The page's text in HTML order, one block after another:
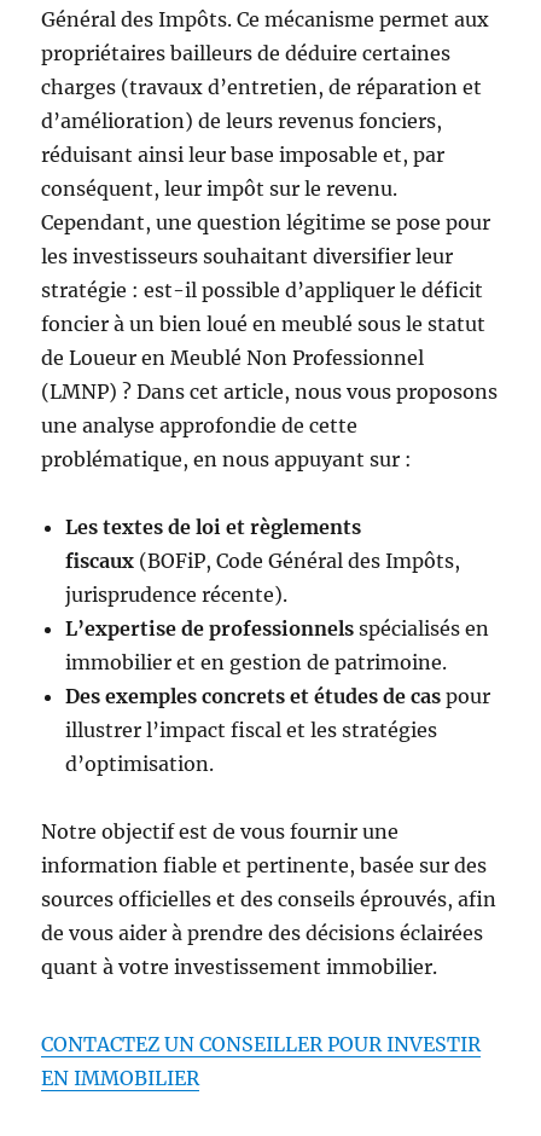
Général des Impôts. Ce mécanisme permet aux
propriétaires bailleurs de déduire certaines
charges (travaux d’entretien, de réparation et
d’amélioration) de leurs revenus fonciers,
réduisant ainsi leur base imposable et, par
conséquent, leur impôt sur le revenu.
Cependant, une question légitime se pose pour
les investisseurs souhaitant diversifier leur
stratégie : est-il possible d’appliquer le déficit
foncier à un bien loué en meublé sous le statut
de Loueur en Meublé Non Professionnel
(LMNP) ? Dans cet article, nous vous proposons
une analyse approfondie de cette
problématique, en nous appuyant sur :
Les textes de loi et règlements
fiscaux (BOFiP, Code Général des Impôts,
jurisprudence récente).
L’expertise de professionnels spécialisés en
immobilier et en gestion de patrimoine.
Des exemples concrets et études de cas pour
illustrer l’impact fiscal et les stratégies
d’optimisation.
Notre objectif est de vous fournir une
information fiable et pertinente, basée sur des
sources officielles et des conseils éprouvés, afin
de vous aider à prendre des décisions éclairées
quant à votre investissement immobilier.
CONTACTEZ UN CONSEILLER POUR INVESTIR
EN IMMOBILIER